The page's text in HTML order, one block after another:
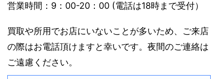
営業時間：9：00-20：00 (電話は18時まで受付）
買取や所用でお店にいないことが多いため、ご来店
の際はお電話頂けますと幸いです。夜間のご連絡は
ご遠慮ください。